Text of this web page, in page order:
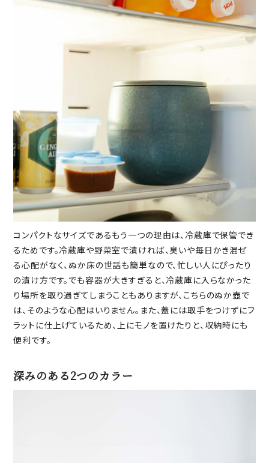
コンパクトなサイズであるもう一つの理由は、冷蔵庫で保管でき
るためです。冷蔵庫や野菜室で漬ければ、臭いや毎日かき混ぜ
る心配がなく、ぬか床の世話も簡単なので、忙しい人にぴったり
の漬け方です。でも容器が大きすぎると、冷蔵庫に入らなかった
り場所を取り過ぎてしまうこともありますが、こちらのぬか壺で
は、そのような心配はいりません。また、蓋には取手をつけずにフ
ラットに仕上げているため、上にモノを置けたりと、収納時にも
便利です。
深みのある2つのカラー